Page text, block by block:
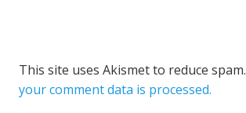
This site uses Akismet to reduce spam.
your comment data is processed.